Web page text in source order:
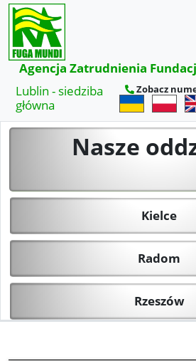
Agencja Zatrudnienia
Lublin - siedziba
główna
Zobacz
Nasze
Kielce
Radom
Rzeszów